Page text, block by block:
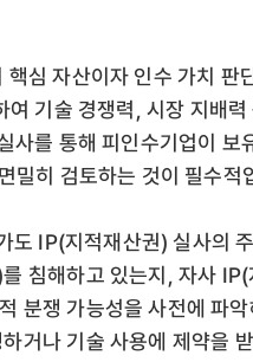
심 자산이자 인수 가치 판
기술 경쟁력, 시장 지배력
사를 통해 피인수기업이 보
밀히 검토하는 것이 필수적
도 IP(지적재산권) 실사의
침해하고 있는지, 자사 IP(
분쟁 가능성을 사전에 파
거나 기술 사용에 제약을